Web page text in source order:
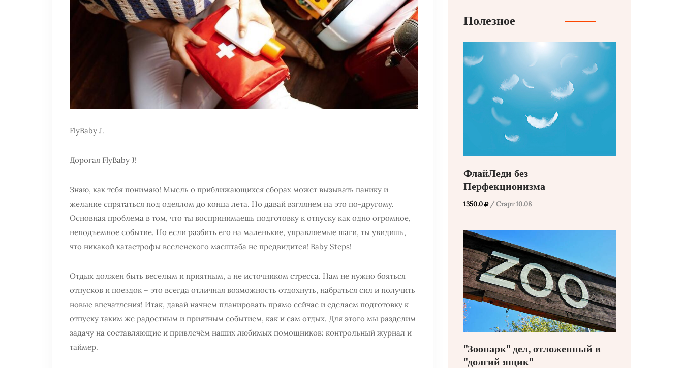
FlyBaby J.
Дорогая FlyBaby J!
Знаю, как тебя понимаю! Мысль о приближающихся сборах может вызывать панику и
желание спрятаться под одеялом до конца лета. Но давай взглянем на это по-другому.
Основная проблема в том, что ты воспринимаешь подготовку к отпуску как одно огромное,
неподъемное событие. Но если разбить его на маленькие, управляемые шаги, ты увидишь,
что никакой катастрофы вселенского масштаба не предвидится! Baby Steps!
Отдых должен быть веселым и приятным, а не источником стресса. Нам не нужно бояться
отпусков и поездок – это всегда отличная возможность отдохнуть, набраться сил и получить
новые впечатления! Итак, давай начнем планировать прямо сейчас и сделаем подготовку к
отпуску таким же радостным и приятным событием, как и сам отдых. Для этого мы разделим
задачу на составляющие и привлечём наших любимых помощников: контрольный журнал и
таймер.
Полезное
ФлайЛеди без
Перфекционизма
1350.0 / Старт 10.08
"Зоопарк" дел, отложенный в
"долгий ящик"